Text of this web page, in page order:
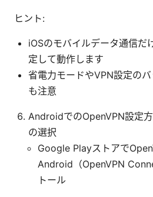
ヒント:
iOSのモバイルデータ通信だ
定して動作します
省電力モードやVPN設定の
も注意
AndroidでのOpenVPN設定
の選択
Google Playストアで
Android（OpenVPN
トール